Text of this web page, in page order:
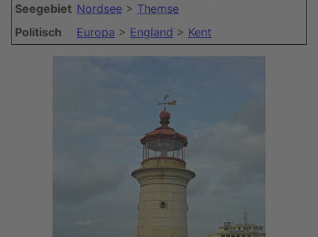
Seegebiet Nordsee > Themse
Politisch
Europa > England > Kent